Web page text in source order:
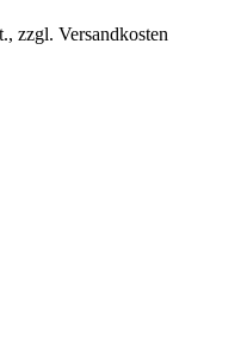
zzgl. Versandkosten